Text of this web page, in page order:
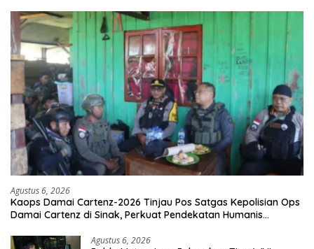
Agustus 6, 2026
Kaops Damai Cartenz-2026 Tinjau Pos Satgas Kepolisian Ops
Damai Cartenz di Sinak, Perkuat Pendekatan Humanis
Agustus 6, 2026